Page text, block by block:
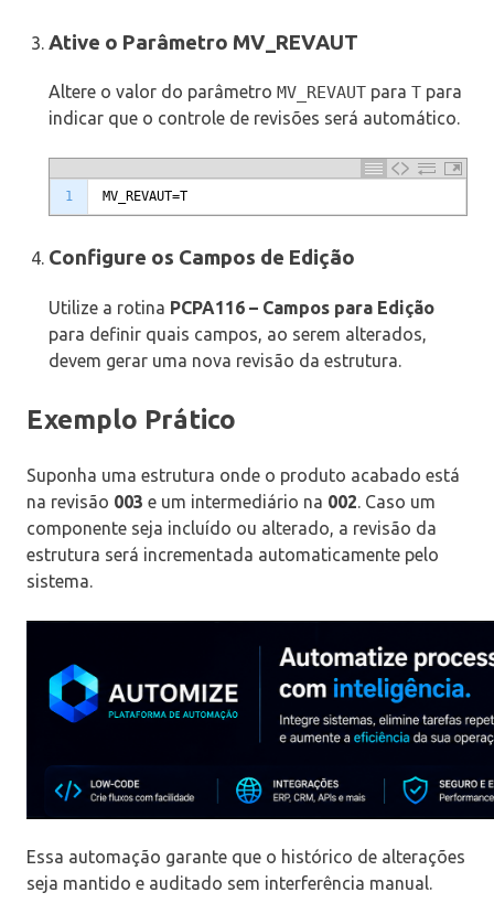
Ative o Parâmetro MV_REVAUT
Altere o valor do parâmetro MV_REVAUT para T para
indicar que o controle de revisões será automático.
1 MV_REVAUT=T
Configure os Campos de Edição
Utilize a rotina PCPA116 – Campos para Edição
para definir quais campos, ao serem alterados,
devem gerar uma nova revisão da estrutura.
Exemplo Prático
Suponha uma estrutura onde o produto acabado está
na revisão 003 e um intermediário na 002. Caso um
componente seja incluído ou alterado, a revisão da
estrutura será incrementada automaticamente pelo
sistema.
Essa automação garante que o histórico de alterações
seja mantido e auditado sem interferência manual.